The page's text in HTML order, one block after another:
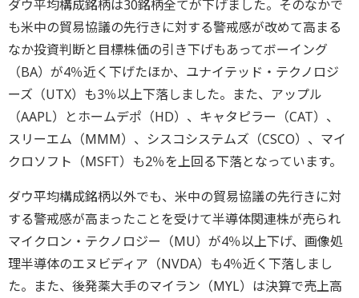
ダウ平均構成銘柄は30銘柄全てが下げました。そのなかで
も米中の貿易協議の先行きに対する警戒感が改めて高まる
なか投資判断と目標株価の引き下げもあってボーイング
（BA）が4％近く下げたほか、ユナイテッド・テクノロジ
ーズ（UTX）も3％以上下落しました。また、アップル
（AAPL）とホームデポ（HD）、キャタピラー（CAT）、
スリーエム（MMM）、シスコシステムズ（CSCO）、マイ
クロソフト（MSFT）も2％を上回る下落となっています。
ダウ平均構成銘柄以外でも、米中の貿易協議の先行きに対
する警戒感が高まったことを受けて半導体関連株が売られ
マイクロン・テクノロジー（MU）が4％以上下げ、画像処
理半導体のエヌビディア（NVDA）も4％近く下落しまし
た。また、後発薬大手のマイラン（MYL）は決算で売上高